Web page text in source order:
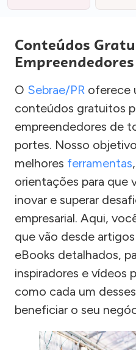
Conteúdos
O Sebrae/PR oferece
conteúdos gratuitos
empreendedores de
portes. Nosso
melhores ferramentas
orientações para que
inovar e superar
empresarial. Aqui,
que vão desde
eBooks detalhados,
inspiradores e vídeos
como cada um
beneficiar o seu